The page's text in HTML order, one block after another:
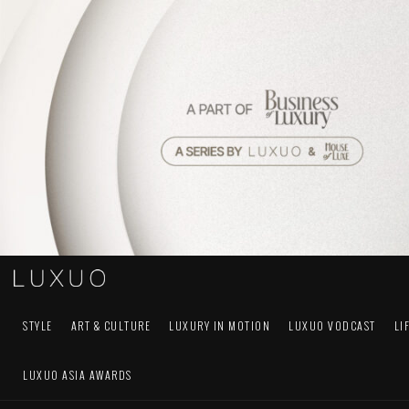
STYLE ART & CULTURE LUXURY IN MOTION LUXUO VODCAST
LUXUO ASIA AWARDS